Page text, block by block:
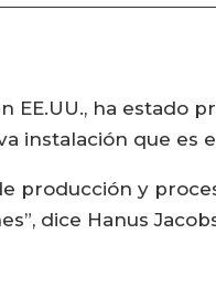
EE.UU., ha estado
instalación que es
producción y
dice Hanus